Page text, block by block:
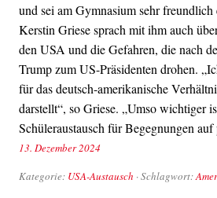
und sei am Gymnasium sehr
Kerstin Griese sprach mit ihm auch
den USA und die Gefahren, die nach
Trump zum US-Präsidenten drohen.
für das deutsch-amerikanische
darstellt“, so Griese. „Umso wichtiger
Schüleraustausch für Begegnungen
13. Dezember 2024
Kategorie: USA-Austausch · Schlagwort: